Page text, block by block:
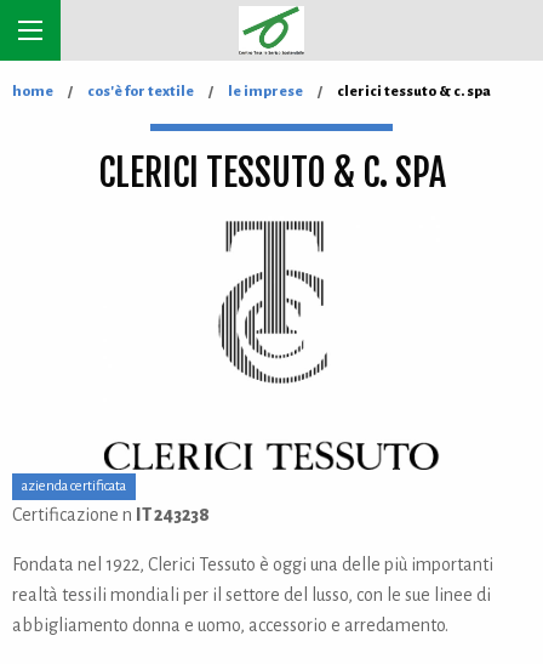
home cos'è for textile le imprese clerici tessuto & c. spa
CLERICI TESSUTO & C. SPA
azienda certificata
Certificazione n IT 243238
Fondata nel 1922, Clerici Tessuto è oggi una delle più importanti
realtà tessili mondiali per il settore del lusso, con le sue linee di
abbigliamento donna e uomo, accessorio e arredamento.